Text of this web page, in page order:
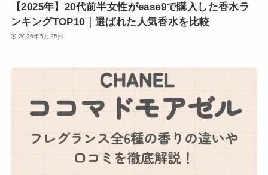
【2025年】20代前半女性がease9で購入した香水ラ
ンキングTOP10｜選ばれた人気香水を比較
2026年5月25日